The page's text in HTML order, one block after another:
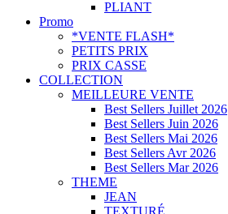
PLIANT
Promo
*VENTE FLASH*
PETITS PRIX
PRIX CASSE
COLLECTION
MEILLEURE VENTE
Best Sellers Juillet 2026
Best Sellers Juin 2026
Best Sellers Mai 2026
Best Sellers Avr 2026
Best Sellers Mar 2026
THEME
JEAN
TEXTURÉ